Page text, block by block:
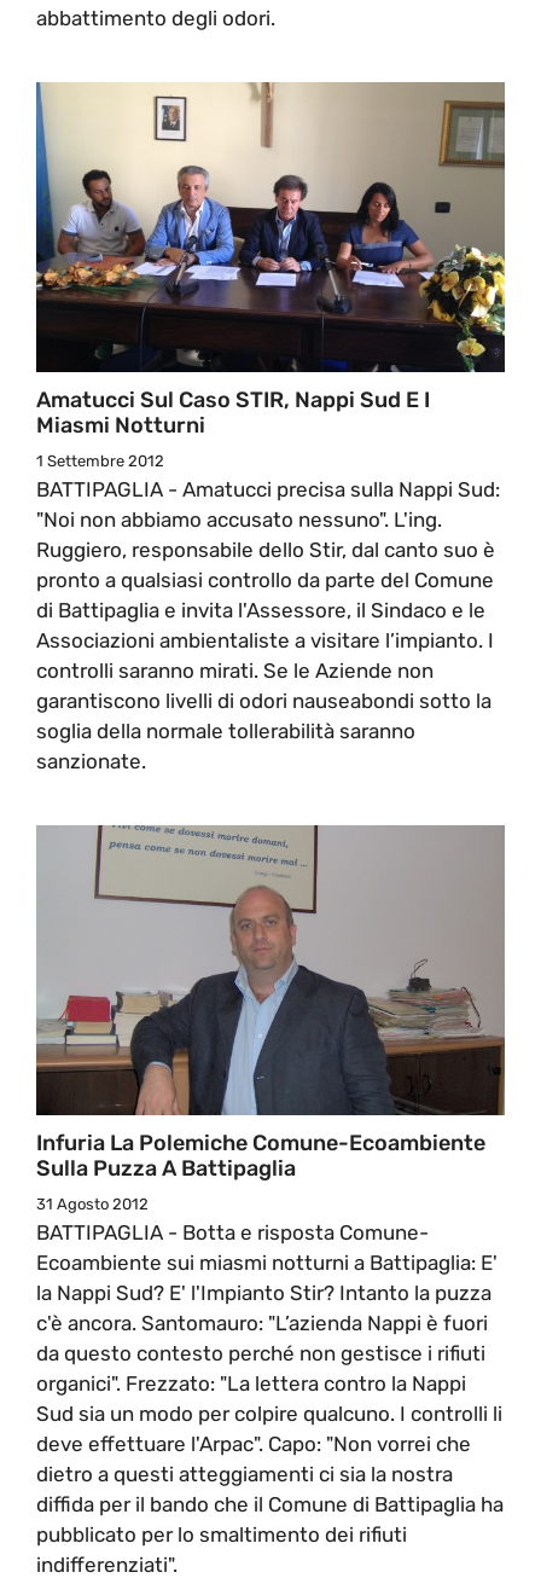
abbattimento degli odori.
Amatucci Sul Caso STIR, Nappi Sud E I
Miasmi Notturni
1 Settembre 2012
BATTIPAGLIA - Amatucci precisa sulla Nappi Sud:
"Noi non abbiamo accusato nessuno". L'ing.
Ruggiero, responsabile dello Stir, dal canto suo è
pronto a qualsiasi controllo da parte del Comune
di Battipaglia e invita l'Assessore, il Sindaco e le
Associazioni ambientaliste a visitare l’impianto. I
controlli saranno mirati. Se le Aziende non
garantiscono livelli di odori nauseabondi sotto la
soglia della normale tollerabilità saranno
sanzionate.
Infuria La Polemiche Comune-Ecoambiente
Sulla Puzza A Battipaglia
31 Agosto 2012
BATTIPAGLIA - Botta e risposta Comune-
Ecoambiente sui miasmi notturni a Battipaglia: E'
la Nappi Sud? E' l'Impianto Stir? Intanto la puzza
c'è ancora. Santomauro: "L’azienda Nappi è fuori
da questo contesto perché non gestisce i rifiuti
organici". Frezzato: "La lettera contro la Nappi
Sud sia un modo per colpire qualcuno. I controlli li
deve effettuare l'Arpac". Capo: "Non vorrei che
dietro a questi atteggiamenti ci sia la nostra
diffida per il bando che il Comune di Battipaglia ha
pubblicato per lo smaltimento dei rifiuti
indifferenziati".